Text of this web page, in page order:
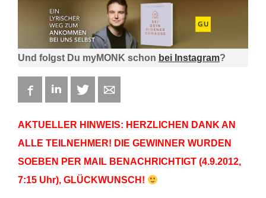
Und folgst Du myMONK schon bei Instagram?
FacebookLinkedIn Twitter
AKTUELLER HINWEIS: HERZLICHEN DANK AN
ALLE TEILNEHMER! DIE GEWINNER WURDEN
SOEBEN PER MAIL BENACHRICHTIGT (4.9.2012,
7:15 Uhr), GLÜCKWUNSCH!